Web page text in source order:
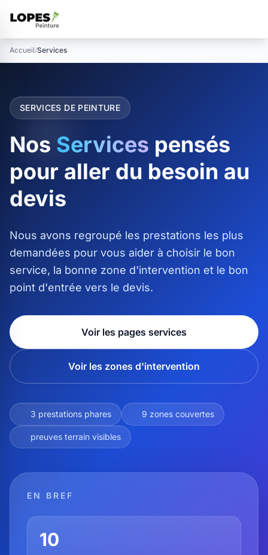
Accueil/Services
SERVICES DE PEINTURE
Nos Services pensés
pour aller du besoin au
devis
Nous avons regroupé les prestations les plus
demandées pour vous aider à choisir le bon
service, la bonne zone d'intervention et le bon
point d'entrée vers le devis.
Voir les pages services
Voir les zones d'intervention
3 prestations phares 9 zones couvertes
preuves terrain visibles
EN BREF
10